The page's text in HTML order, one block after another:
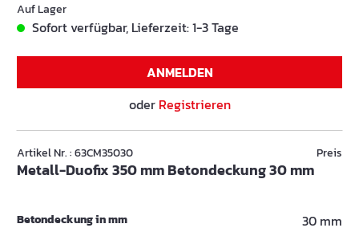
Auf Lager
Sofort verfügbar, Lieferzeit: 1-3 Tage
ANMELDEN
oder Registrieren
Artikel Nr. : 63CM35030
Metall-Duofix 350 mm Betondeckung 30 mm
Preis
Betondeckung in mm 30 mm